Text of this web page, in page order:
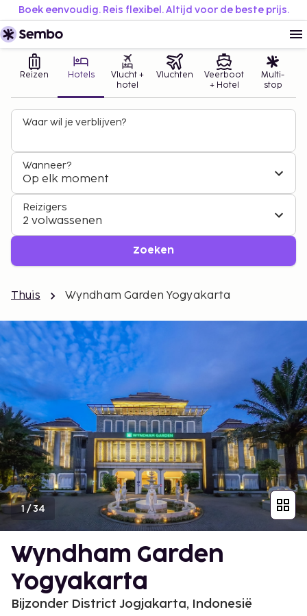
Boek eenvoudig. Reis flexibel. Altijd voor de beste prijs.
Reizen Hotels
Vlucht +
hotel
Vluchten
Veerboot
+ Hotel
Multi-
stop
Waar wil je verblijven?
Wanneer?
Op elk moment
Reizigers
2 volwassenen
Zoeken
Thuis Wyndham Garden Yogyakarta
1 /34
Wyndham Garden
Yogyakarta
Bijzonder District Jogjakarta, Indonesië